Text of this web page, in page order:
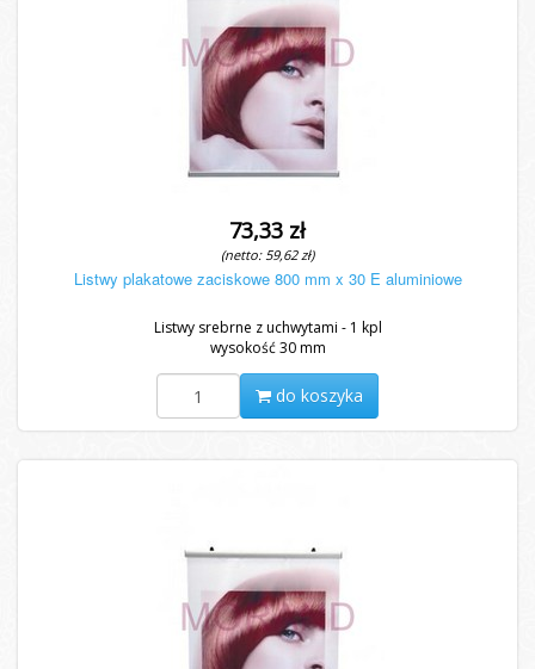
73,33 zł
(netto: 59,62 zł)
Listwy plakatowe zaciskowe 800 mm x 30 E aluminiowe
Listwy srebrne z uchwytami - 1 kpl
wysokość 30 mm
do koszyka